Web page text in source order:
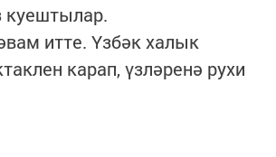
куештылар.
итте. Үзбәк халык
карап, үзләренә рухи